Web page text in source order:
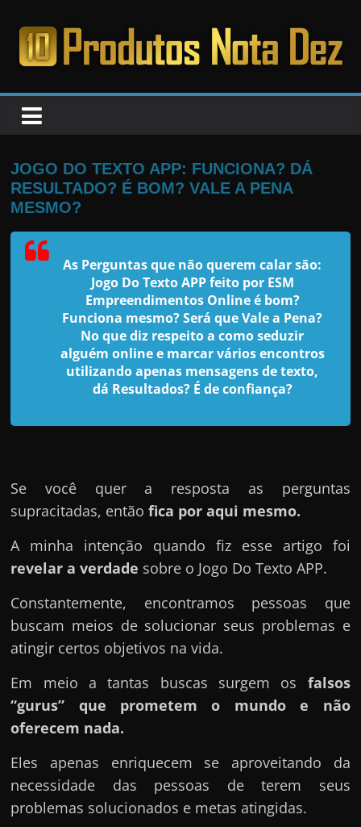
para
conteúdo
PRODUTOS
NOTA
DEZ
C
a
r
a
l
h
a
c
o
m
a
q
u
l
e
c
JOGO DO TEXTO APP: FUNCIONA? DÁ
RESULTADO? É BOM? VALE A PENA
MESMO?
As Perguntas que não querem calar são:
Jogo Do Texto APP feito por ESM
Empreendimentos Online é bom?
Funciona mesmo? Será que Vale a Pena?
No que diz respeito a como seduzir
alguém online e marcar vários encontros
utilizando apenas mensagens de texto,
dá Resultados? É de confiança?
Se você quer a resposta as perguntas
supracitadas, então fica por aqui mesmo.
A minha intenção quando fiz esse artigo foi
revelar a verdade sobre o Jogo Do Texto APP.
Constantemente, encontramos pessoas que
buscam meios de solucionar seus problemas e
atingir certos objetivos na vida.
Em meio a tantas buscas surgem os falsos
“gurus” que prometem o mundo e não
oferecem nada.
Eles apenas enriquecem se aproveitando da
necessidade das pessoas de terem seus
problemas solucionados e metas atingidas.